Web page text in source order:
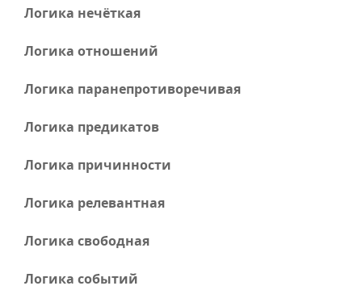
Логика нечёткая
Логика отношений
Логика паранепротиворечивая
Логика предикатов
Логика причинности
Логика релевантная
Логика свободная
Логика событий